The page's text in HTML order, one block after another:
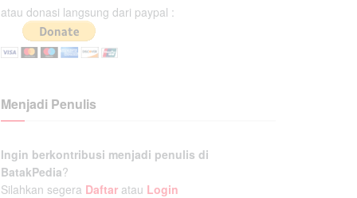
atau donasi langsung dari paypal :
Menjadi Penulis
Ingin berkontribusi menjadi penulis di
BatakPedia?
Silahkan segera Daftar atau Login